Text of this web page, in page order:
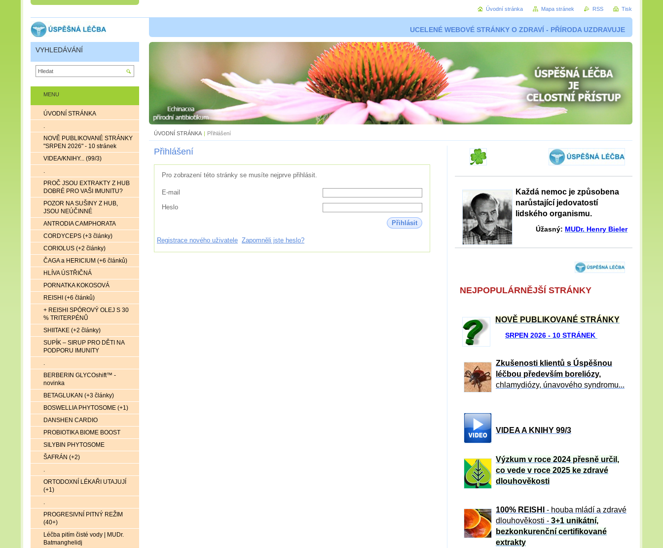
UCELENÉ WEBOVÉ STRÁNKY O ZDRAVÍ - PŘÍRODA UZDRAVUJE
ÚVODNÍ STRÁNKA | Přihlášení
Přihlášení
Pro zobrazení této stránky se musíte nejprve přihlásit.
E-mail
Heslo
Přihlásit
Registrace nového uživatele Zapomněli jste heslo?
Každá nemoc je způsobena
narůstající jedovatostí
lidského organismu.
Úžasný: MUDr. Henry Bieler
NEJPOPULÁRNĚJŠÍ STRÁNKY
NOVĚ PUBLIKOVANÉ STRÁNKY
SRPEN 2026 - 10 STRÁNEK
Zkušenosti klientů s Úspěšnou
léčbou především boreliózy,
chlamydiózy, únavového syndromu...
VIDEA A KNIHY 99/3
Výzkum v roce 2024 přesně určil,
co vede v roce 2025 ke zdravé
dlouhověkosti
100% REISHI
- houba mládí a zdravé
dlouhověkosti - 3+1 unikátní,
bezkonkurenční certifikované
extrakty
MENU
ÚVODNÍ STRÁNKA
.
NOVĚ PUBLIKOVANÉ STRÁNKY
"SRPEN 2026" - 10 stránek
VIDEA/KNIHY... (99/3)
.
PROČ JSOU EXTRAKTY Z HUB
DOBRÉ PRO VAŠI IMUNITU?
POZOR NA SUŠINY Z HUB,
JSOU NEÚČINNÉ
ANTRODIA CAMPHORATA
CORDYCEPS (+3 články)
CORIOLUS (+2 články)
ČAGA a HERICIUM (+6 článků)
HLÍVA ÚSTŘIČNÁ
PORNATKA KOKOSOVÁ
REISHI (+6 článků)
+ REISHI SPÓROVÝ OLEJ S 30
% TRITERPÉNŮ
SHIITAKE (+2 články)
SUPÍK – SIRUP PRO DĚTI NA
PODPORU IMUNITY
.
BERBERIN GLYCOshift™ -
novinka
BETAGLUKAN (+3 články)
BOSWELLIA PHYTOSOME (+1)
DANSHEN CARDIO
PROBIOTIKA BIOME BOOST
SILYBIN PHYTOSOME
ŠAFRÁN (+2)
.
ORTODOXNÍ LÉKAŘI UTAJUJÍ
(+1)
.
PROGRESIVNÍ PITNÝ REŽIM
(40+)
Léčba pitím čisté vody | MUDr.
Batmanghelidj
VYHLEDÁVÁNÍ
Úvodní stránka Mapa stránek RSS Tisk